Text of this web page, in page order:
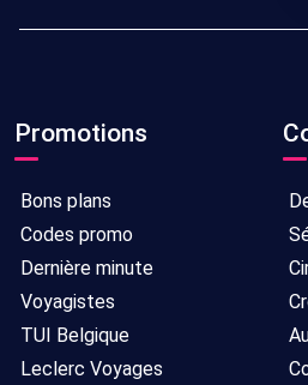
Promotions
Bons plans
Codes promo
Dernière minute
Voyagistes
TUI Belgique
Leclerc Voyages